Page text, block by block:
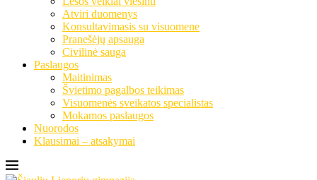
Atviri duomenys
Konsultavimasis su visuomene
Pranešėjų apsauga
Civilinė sauga
Paslaugos
Maitinimas
Švietimo pagalbos teikimas
Visuomenės sveikatos specialistas
Mokamos paslaugos
Nuorodos
Klausimai – atsakymai